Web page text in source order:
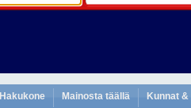
Hakukone Mainosta täällä Kunnat